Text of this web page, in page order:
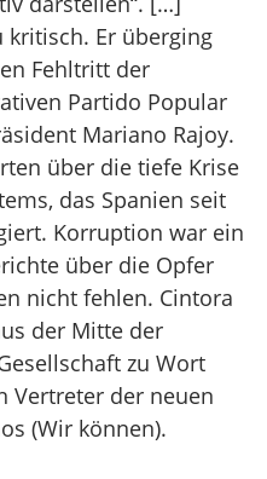
kritisch. Er überging
Fehltritt der
Partido Popular
Mariano Rajoy.
über die tiefe Krise
das Spanien seit
Korruption war ein
über die Opfer
nicht fehlen. Cintora
der Mitte der
zu Wort
Vertreter der neuen
(Wir können).